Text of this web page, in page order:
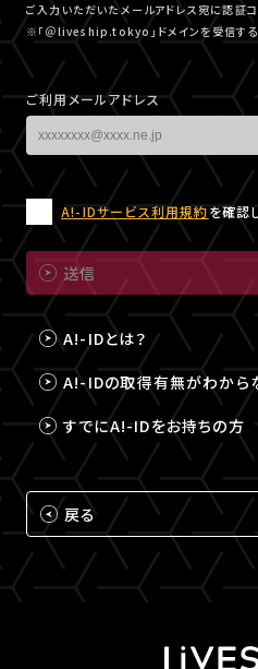
ご入力いただいたメールアドレス宛に認証
※「＠liveship.tokyo」ドメインを受信する
ご利用メールアドレス
A!-IDサービス利用規約を確認
送信
A!-IDとは？
A!-IDの取得有無がわから
すでにA!-IDをお持ちの方
戻る